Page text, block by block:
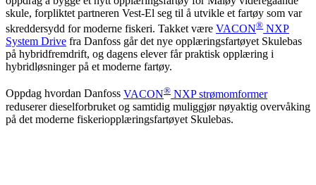
skule, forpliktet partneren Vest-El seg til å utvikle et fartøy som var
skreddersydd for moderne fiskeri. Takket være VACON® NXP
System Drive fra Danfoss går det nye opplæringsfartøyet Skulebas
på hybridfremdrift, og dagens elever får praktisk opplæring i
hybridløsninger på et moderne fartøy.
Oppdag hvordan Danfoss VACON® NXP strømomformer
reduserer dieselforbruket og samtidig muliggjør nøyaktig overvåking
på det moderne fiskeriopplæringsfartøyet Skulebas.